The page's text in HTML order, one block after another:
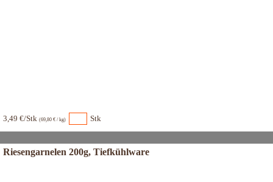
3,49 €/Stk (69,80 € / kg) Stk
Riesengarnelen 200g, Tiefkühlware